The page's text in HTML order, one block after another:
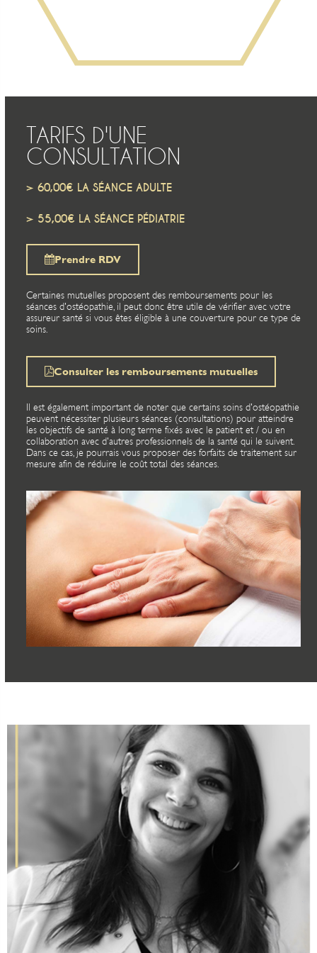
TARIFS D'UNE
CONSULTATION
> 60,00€ LA SÉANCE ADULTE
> 55,00€ LA SÉANCE PÉDIATRIE
Prendre RDV
Certaines mutuelles proposent des remboursements pour les
séances d'ostéopathie, il peut donc être utile de vérifier avec votre
assureur santé si vous êtes éligible à une couverture pour ce type de
soins.
Consulter les remboursements mutuelles
Il est également important de noter que certains soins d'ostéopathie
peuvent nécessiter plusieurs séances (consultations) pour atteindre
les objectifs de santé à long terme fixés avec le patient et / ou en
collaboration avec d'autres professionnels de la santé qui le suivent.
Dans ce cas, je pourrais vous proposer des forfaits de traitement sur
mesure afin de réduire le coût total des séances.